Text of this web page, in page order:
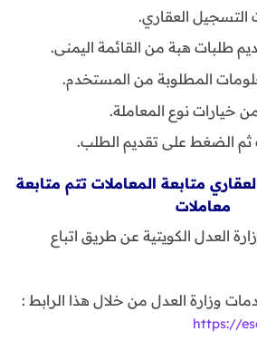
العقاري.
طلبات هبة من القائمة اليمنى.
المطلوبة من المستخدم.
خيارات نوع المعاملة.
ثم الضغط على تقديم الطلب.
متابعة المعاملات تتم متابعة
معاملات
العدل الكويتية عن طريق اتباع
وزارة العدل من خلال هذا الرابط :
https://